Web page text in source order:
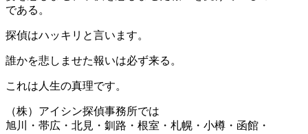
である。
探偵はハッキリと言います。
誰かを悲しませた報いは必ず来る。
これは人生の真理です。
（株）アイシン探偵事務所では
旭川・帯広・北見・釧路・根室・札幌・小樽・函館・